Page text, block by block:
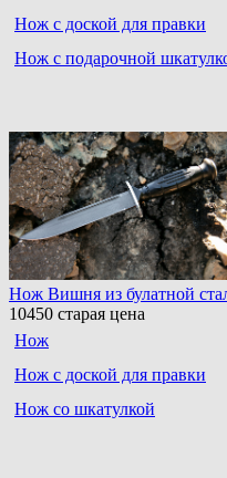
Нож с доской для правки
Нож с подарочной
Нож Вишня из булатной
10450 старая цена
Нож
Нож с доской для правки
Нож со шкатулкой